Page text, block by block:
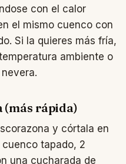
con el calor
el mismo cuenco con
Si la quieres más fría,
ambiente o
(más rápida)
y córtala en
cuenco tapado, 2
una cucharada de